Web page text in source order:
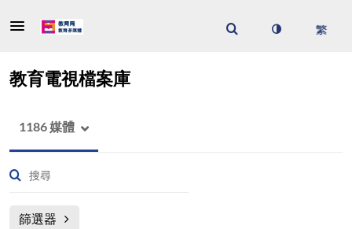
教育電視檔案庫
1186 媒體
篩選器